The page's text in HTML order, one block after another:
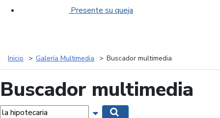
Presente su queja
Inicio Galería Multimedia Buscador multimedia
Buscador multimedia
Mostrar opciones de búsqueda